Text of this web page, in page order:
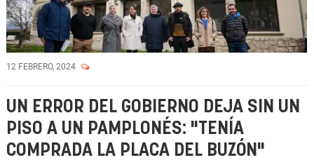
12 FEBRERO, 2024
UN ERROR DEL GOBIERNO DEJA SIN UN
PISO A UN PAMPLONÉS: "TENÍA
COMPRADA LA PLACA DEL BUZÓN"